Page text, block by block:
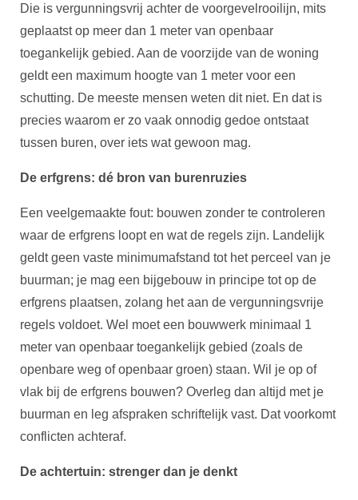
Die is vergunningsvrij achter de voorgevelrooilijn, mits
geplaatst op meer dan 1 meter van openbaar
toegankelijk gebied. Aan de voorzijde van de woning
geldt een maximum hoogte van 1 meter voor een
schutting. De meeste mensen weten dit niet. En dat is
precies waarom er zo vaak onnodig gedoe ontstaat
tussen buren, over iets wat gewoon mag.
De erfgrens: dé bron van burenruzies
Een veelgemaakte fout: bouwen zonder te controleren
waar de erfgrens loopt en wat de regels zijn. Landelijk
geldt geen vaste minimumafstand tot het perceel van je
buurman; je mag een bijgebouw in principe tot op de
erfgrens plaatsen, zolang het aan de vergunningsvrije
regels voldoet. Wel moet een bouwwerk minimaal 1
meter van openbaar toegankelijk gebied (zoals de
openbare weg of openbaar groen) staan. Wil je op of
vlak bij de erfgrens bouwen? Overleg dan altijd met je
buurman en leg afspraken schriftelijk vast. Dat voorkomt
conflicten achteraf.
De achtertuin: strenger dan je denkt